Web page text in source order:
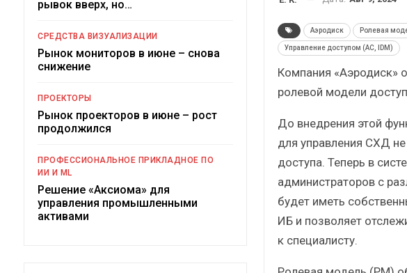
Аэродиск Ролевая
Управление доступом (AC, IDM)
Компания «Аэродиск»
ролевой модели
До внедрения этой
для управления СХД
доступа. Теперь в
администраторов с
будет иметь
ИБ и позволяет
к специалисту.
рывок вверх, но…
СРЕДСТВА ВИЗУАЛИЗАЦИИ
Рынок мониторов в июне – снова
снижение
ПРОЕКТОРЫ
Рынок проекторов в июне – рост
продолжился
ПРОФЕССИОНАЛЬНОЕ ПРИКЛАДНОЕ ПО
ИИ И ML
Решение «Аксиома» для
управления промышленными
активами
Краткий статистический
Подкосят ли глобальные угрозы
российский рынок ИБП?